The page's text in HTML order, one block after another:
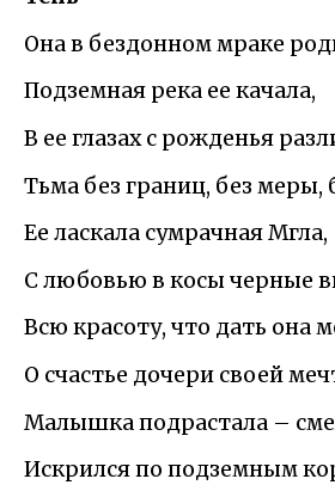
Она в бездонном мраке
Подземная река ее качала,
В ее глазах с рожденья
Тьма без границ, без меры,
Ее ласкала сумрачная Мгла,
С любовью в косы черные
Всю красоту, что дать она
О счастье дочери своей
Малышка подрастала –
Искрился по подземным